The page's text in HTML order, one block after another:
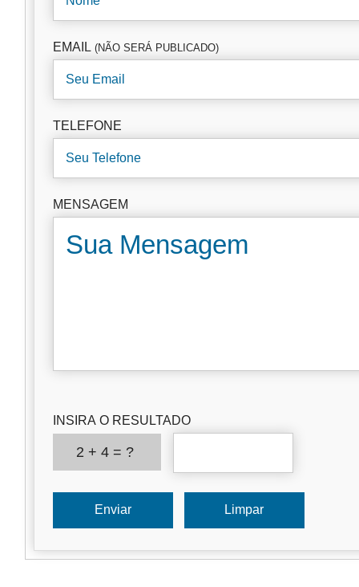
EMAIL (NÃO SERÁ PUBLICADO)
TELEFONE
MENSAGEM
INSIRA O RESULTADO
2 + 4 = ?